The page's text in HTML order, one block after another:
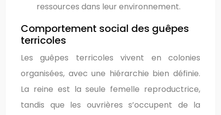
ressources dans leur environnement.
Comportement social des guêpes
terricoles
Les guêpes terricoles vivent en colonies
organisées, avec une hiérarchie bien définie.
La reine est la seule femelle reproductrice,
tandis que les ouvrières s’occupent de la